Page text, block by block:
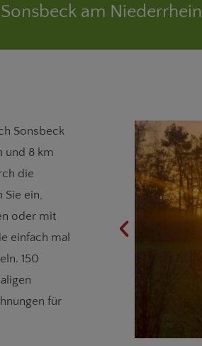
am Niederrhein
Sonsbeck
und 8 km
die
Sie ein,
oder mit
einfach mal
150
für